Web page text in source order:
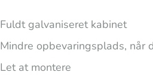
Fuldt galvaniseret kabinet
Mindre opbevaringsplads, når
Let at montere